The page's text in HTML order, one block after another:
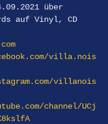
über
auf Vinyl, CD
villa.nois
villanois
channel/UCj